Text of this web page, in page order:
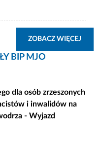
ZOBACZ WIĘCEJ
BIP MJO
dla osób zrzeszonych
i inwalidów na
- Wyjazd